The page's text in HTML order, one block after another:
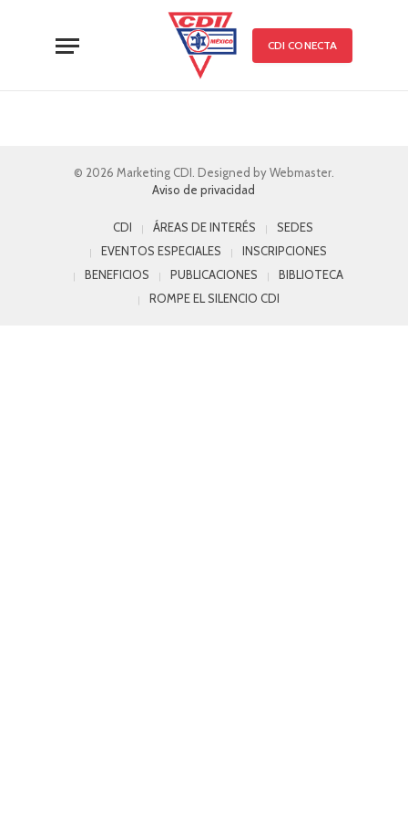
CDI CONECTA
© 2026 Marketing CDI. Designed by Webmaster.
Aviso de privacidad
CDI ÁREAS DE INTERÉS
SEDES
EVENTOS ESPECIALES
INSCRIPCIONES
BENEFICIOS
PUBLICACIONES
BIBLIOTECA
ROMPE EL SILENCIO CDI